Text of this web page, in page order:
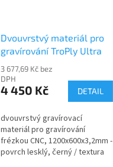
Dvouvrstvý materiál pro
gravírování TroPly Ultra
PH402-209
3 677,69 Kč bez
DPH
4 450 Kč DETAIL
dvouvrstvý gravírovací
materiál pro gravírování
frézkou CNC, 1200x600x3,2mm -
povrch lesklý, černý / textura